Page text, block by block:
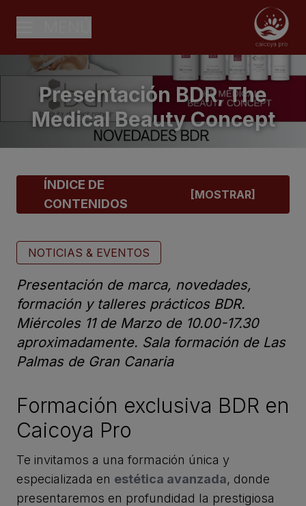
Presentación BDR, The
Medical Beauty Concept
ÍNDICE DE
CONTENIDOS
NOTICIAS & EVENTOS
Presentación de marca, novedades,
formación y talleres prácticos BDR.
Miércoles 11 de Marzo de 10.00-17.30
aproximadamente. Sala formación de Las
Palmas de Gran Canaria
Formación exclusiva BDR en
Caicoya Pro
Te invitamos a una formación única y
especializada en estética avanzada, donde
presentaremos en profundidad la prestigiosa